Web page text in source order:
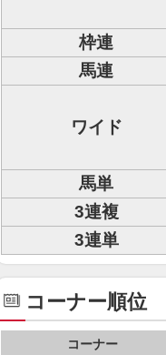
枠連
馬連
ワイド
馬単
3連複
3連単
コーナー順位
コーナー